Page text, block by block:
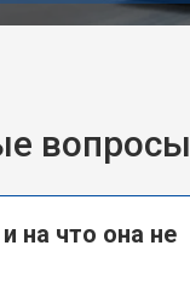
вопросы
на что она не